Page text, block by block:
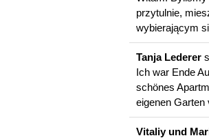
przytulnie,
wybierającym
Tanja Lederer
Ich war Ende
schönes
eigenen Garten
Vitaliy und